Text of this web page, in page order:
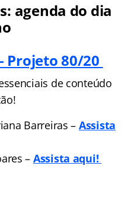
agenda do dia
Projeto 80/20
de conteúdo
Barreiras – Assista
– Assista aqui!